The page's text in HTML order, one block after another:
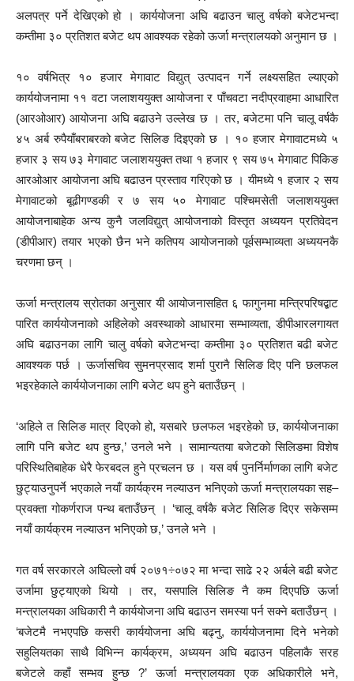
अलपत्र पर्ने देखिएको हो । कार्ययोजना अघि बढाउन चालु वर्षको बजेटभन्दा
कम्तीमा ३० प्रतिशत बजेट थप आवश्यक रहेको ऊर्जा मन्त्रालयको अनुमान छ ।
१० वर्षभित्र १० हजार मेगावाट विद्युत् उत्पादन गर्ने लक्ष्यसहित ल्याएको
कार्ययोजनामा ११ वटा जलाशययुक्त आयोजना र पाँचवटा नदीप्रवाहमा आधारित
(आरओआर) आयोजना अघि बढाउने उल्लेख छ । तर, बजेटमा पनि चालू वर्षकै
४५ अर्ब रुपैयाँबराबरको बजेट सिलिङ दिइएको छ । १० हजार मेगावाटमध्ये ५
हजार ३ सय ७३ मेगावाट जलाशययुक्त तथा १ हजार ९ सय ७५ मेगावाट पिकिङ
आरओआर आयोजना अघि बढाउन प्रस्ताव गरिएको छ । यीमध्ये १ हजार २ सय
मेगावाटको बूढीगण्डकी र ७ सय ५० मेगावाट पश्चिमसेती जलाशययुक्त
आयोजनाबाहेक अन्य कुनै जलविद्युत् आयोजनाको विस्तृत अध्ययन प्रतिवेदन
(डीपीआर) तयार भएको छैन भने कतिपय आयोजनाको पूर्वसम्भाव्यता अध्ययनकै
चरणमा छन् ।
ऊर्जा मन्त्रालय स्रोतका अनुसार यी आयोजनासहित ६ फागुनमा मन्त्रिपरिषद्बाट
पारित कार्ययोजनाको अहिलेको अवस्थाको आधारमा सम्भाव्यता, डीपीआरलगायत
अघि बढाउनका लागि चालु वर्षको बजेटभन्दा कम्तीमा ३० प्रतिशत बढी बजेट
आवश्यक पर्छ । ऊर्जासचिव सुमनप्रसाद शर्मा पुरानै सिलिङ दिए पनि छलफल
भइरहेकाले कार्ययोजनाका लागि बजेट थप हुने बताउँछन् ।
‘अहिले त सिलिङ मात्र दिएको हो, यसबारे छलफल भइरहेको छ, कार्ययोजनाका
लागि पनि बजेट थप हुन्छ,’ उनले भने । सामान्यतया बजेटको सिलिङमा विशेष
परिस्थितिबाहेक धेरै फेरबदल हुने प्रचलन छ । यस वर्ष पुनर्निर्माणका लागि बजेट
छुट्याउनुपर्ने भएकाले नयाँ कार्यक्रम नल्याउन भनिएको ऊर्जा मन्त्रालयका सह–
प्रवक्ता गोकर्णराज पन्थ बताउँछन् । ‘चालू वर्षकै बजेट सिलिङ दिएर सकेसम्म
नयाँ कार्यक्रम नल्याउन भनिएको छ,’ उनले भने ।
गत वर्ष सरकारले अघिल्लो वर्ष २०७१÷०७२ मा भन्दा साढे २२ अर्बले बढी बजेट
उर्जामा छुट्याएको थियो । तर, यसपालि सिलिङ नै कम दिएपछि ऊर्जा
मन्त्रालयका अधिकारी नै कार्ययोजना अघि बढाउन समस्या पर्न सक्ने बताउँछन् ।
‘बजेटमै नभएपछि कसरी कार्ययोजना अघि बढ्नु, कार्ययोजनामा दिने भनेको
सहुलियतका साथै विभिन्न कार्यक्रम, अध्ययन अघि बढाउन पहिलाकै सरह
बजेटले कहाँ सम्भव हुन्छ ?’ ऊर्जा मन्त्रालयका एक अधिकारीले भने,